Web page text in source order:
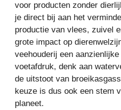
voor producten zonder
je direct bij aan het
productie van vlees, zuivel
grote impact op
veehouderij een
voetafdruk, denk aan
de uitstoot van
keuze is dus ook een stem
planeet.